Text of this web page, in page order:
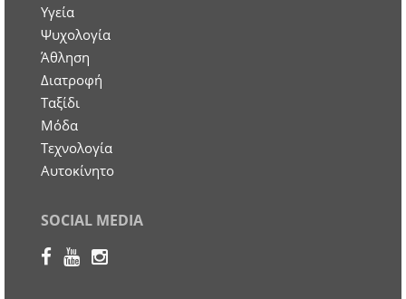
Υγεία
Ψυχολογία
Άθληση
Διατροφή
Ταξίδι
Μόδα
Τεχνολογία
Αυτοκίνητο
SOCIAL MEDIA